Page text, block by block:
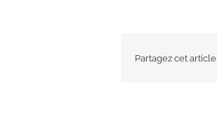
Partagez cet article